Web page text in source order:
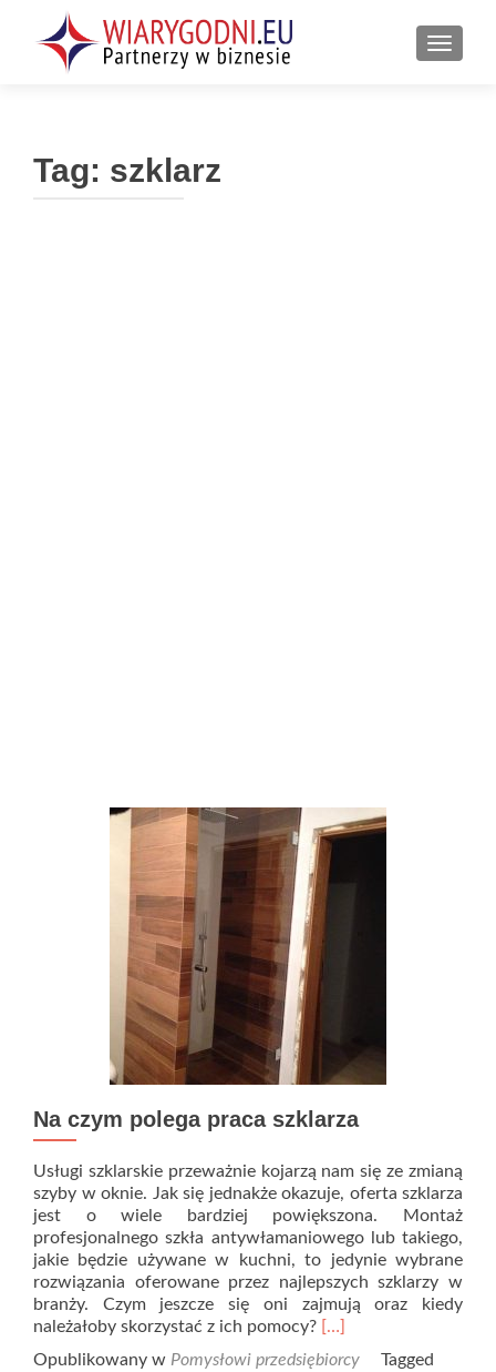
Tag: szklarz
Na czym polega praca szklarza
Usługi szklarskie przeważnie kojarzą nam się ze zmianą
szyby w oknie. Jak się jednakże okazuje, oferta szklarza
jest o wiele bardziej powiększona. Montaż
profesjonalnego szkła antywłamaniowego lub takiego,
jakie będzie używane w kuchni, to jedynie wybrane
rozwiązania oferowane przez najlepszych szklarzy w
branży. Czym jeszcze się oni zajmują oraz kiedy
należałoby skorzystać z ich pomocy?
[…]
Opublikowany w Pomysłowi przedsiębiorcy
Tagged